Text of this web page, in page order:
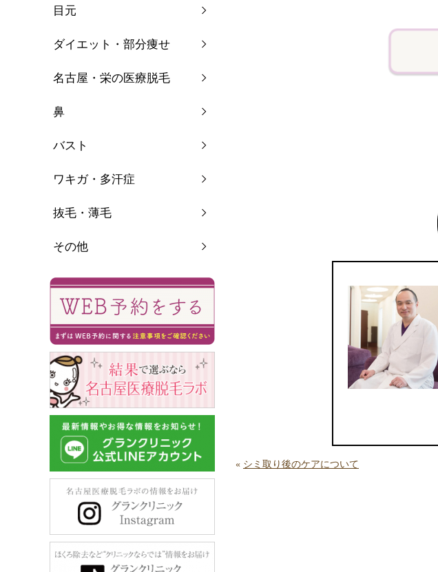
« シミ取り後のケアについて
目元
ダイエット・部分痩せ
名古屋・栄の医療脱毛
鼻
バスト
ワキガ・多汗症
抜毛・薄毛
その他